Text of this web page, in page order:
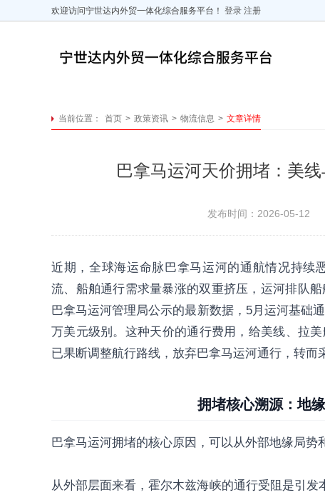
欢迎访问宁世达内外贸一体化综合服务平台！ 登录 注册
当前位置： 首页 > 政策资讯 > 物流信息 > 文章详情
巴拿马运河天价拥堵：美
发布时间：2026-05-12
近期，全球海运命脉巴拿马运河的通航情况持续
流、船舶通行需求量暴涨的双重挤压，运河排队
巴拿马运河管理局公示的最新数据，5月运河基础
万美元级别。这种天价的通行费用，给美线、拉
已果断调整航行路线，放弃巴拿马运河通行，转而
拥堵核心溯源：地
巴拿马运河拥堵的核心原因，可以从外部地缘局势
从外部层面来看，霍尔木兹海峡的通行受阻是引